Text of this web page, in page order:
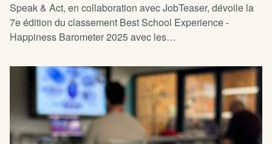
Speak & Act, en collaboration avec JobTeaser, dévoile la
7e édition du classement Best School Experience -
Happiness Barometer 2025 avec les…